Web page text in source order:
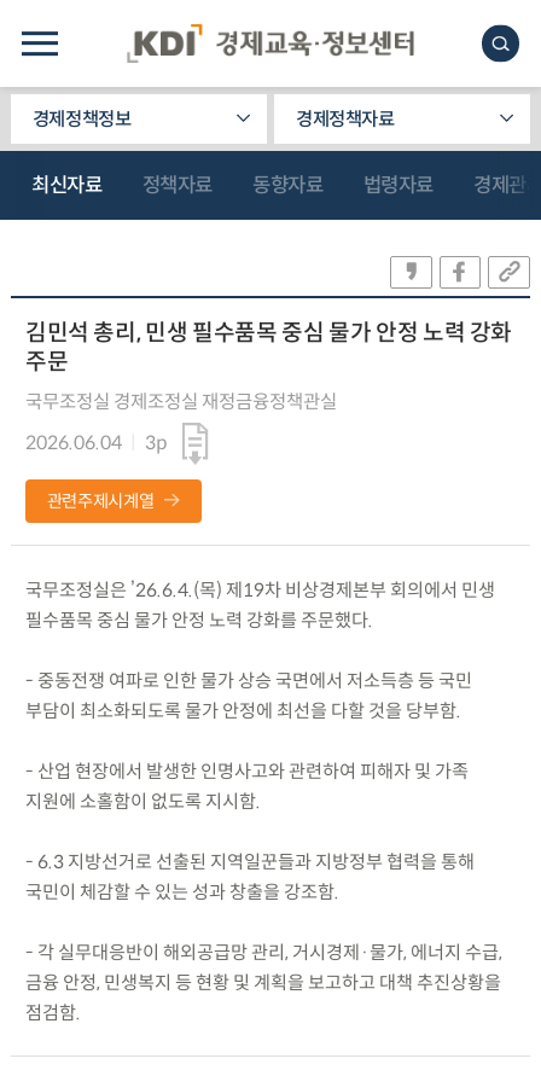
경제정책정보 경제정책자료
최신자료 정책자료 동향자료 법령자료 경제관
김민석 총리, 민생 필수품목 중심 물가 안정 노력 강화
주문
국무조정실 경제조정실 재정금융정책관실
2026.06.04
3p
관련주제시계열
국무조정실은 ’26.6.4.(목) 제19차 비상경제본부 회의에서 민생
필수품목 중심 물가 안정 노력 강화를 주문했다.
- 중동전쟁 여파로 인한 물가 상승 국면에서 저소득층 등 국민
부담이 최소화되도록 물가 안정에 최선을 다할 것을 당부함.
- 산업 현장에서 발생한 인명사고와 관련하여 피해자 및 가족
지원에 소홀함이 없도록 지시함.
- 6.3 지방선거로 선출된 지역일꾼들과 지방정부 협력을 통해
국민이 체감할 수 있는 성과 창출을 강조함.
- 각 실무대응반이 해외공급망 관리, 거시경제·물가, 에너지 수급,
금융 안정, 민생복지 등 현황 및 계획을 보고하고 대책 추진상황을
점검함.